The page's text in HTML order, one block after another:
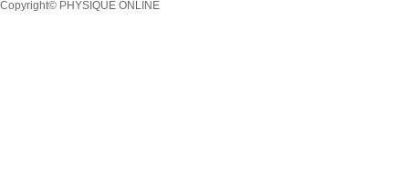
Copyright© PHYSIQUE ONLINE